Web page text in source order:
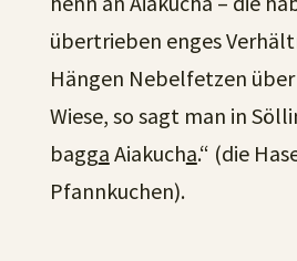
übertrieben enges
Hängen Nebelfetzen
Wiese, so sagt man in
bagga Aiakucha.“ (die
Pfannkuchen).